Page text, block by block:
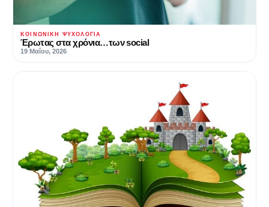
ΚΟΙΝΩΝΙΚΉ ΨΥΧΟΛΟΓΊΑ
Έρωτας στα χρόνια…των social
19 Μαΐου, 2026